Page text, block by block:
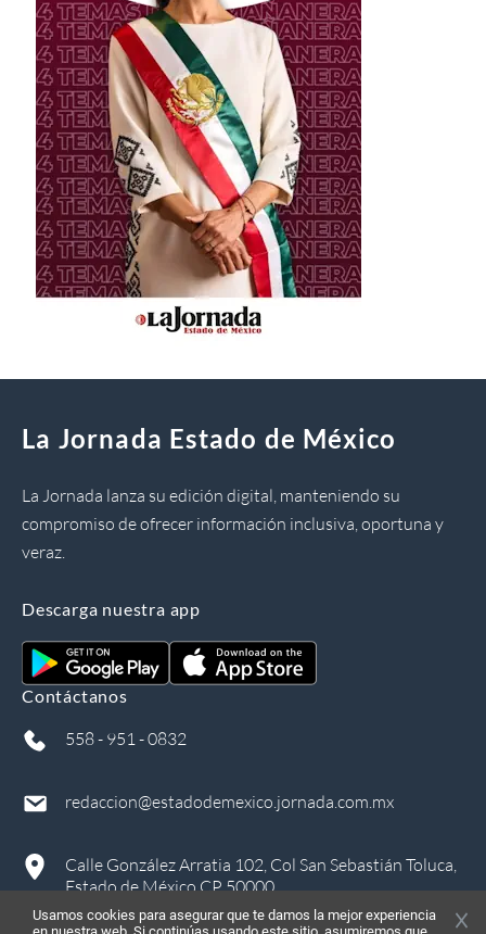
La Jornada Estado de México
La Jornada lanza su edición digital, manteniendo su
compromiso de ofrecer información inclusiva, oportuna y
veraz.
Descarga nuestra app
Contáctanos
558 - 951 - 0832
redaccion@estadodemexico.jornada.com.mx
Calle González Arratia 102, Col San Sebastián Toluca,
Estado de México CP 50000
Usamos cookies para asegurar que te damos la mejor experiencia